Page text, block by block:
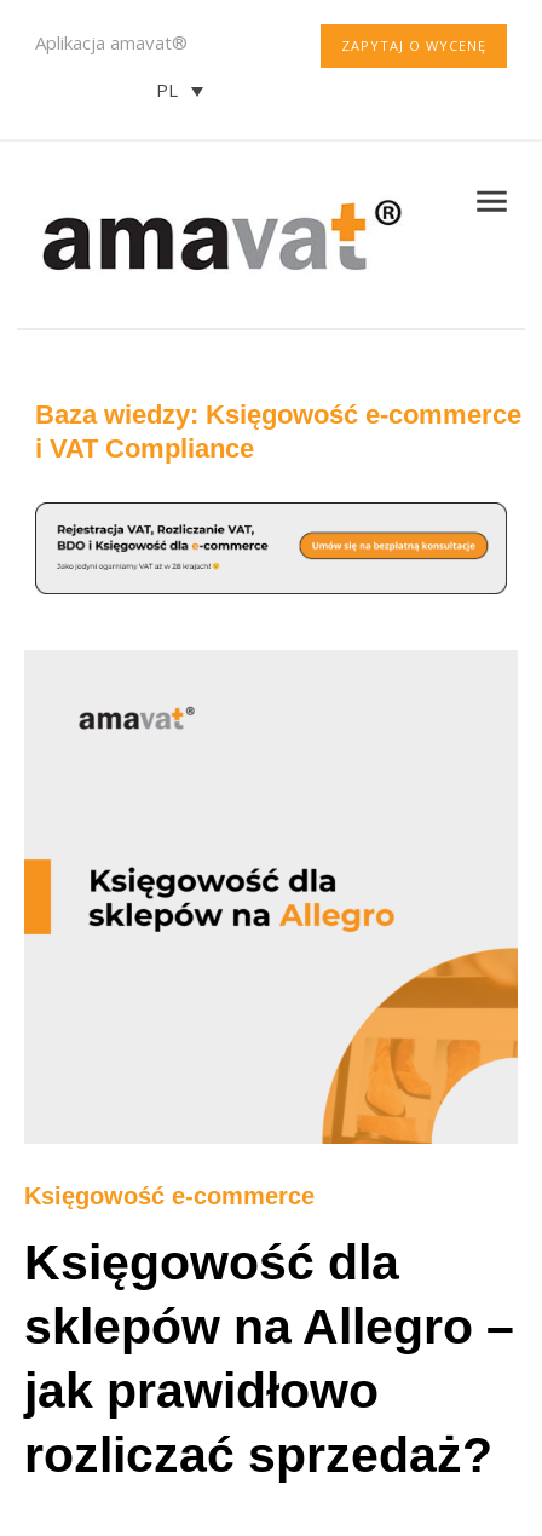
ZAPYTAJ O WYCENĘ
Aplikacja amavat®
PL
Baza wiedzy: Księgowość e-commerce
i VAT Compliance
Księgowość e-commerce
Księgowość dla
sklepów na Allegro –
jak prawidłowo
rozliczać sprzedaż?